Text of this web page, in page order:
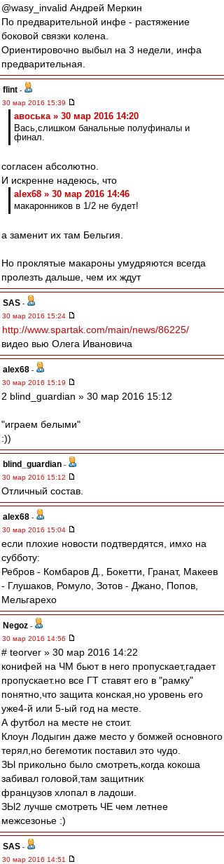
‏@wasy_invalid Андрей Меркин
По предварительной инфе - растяжение
боковой связки колена.
Ориентировочно выбыл на 3 недели, инфа
предварительная.
flint -
30 мар 2016 15:39
авоська » 30 мар 2016 14:20
Вась,слишком банальные полуфиналы и
финал.
согласен абсолютно.
И искренне надеюсь, что
alex68 » 30 мар 2016 14:46
макаронников в 1/2 не будет!
а заменит их там Бельгия.
Но проклятые макароны умудряются всегда
пролезть дальше, чем их ждут
SAS -
30 мар 2016 15:24
http://www.spartak.com/main/news/86225/
видео вью Олега Ивановича
alex68 -
30 мар 2016 15:19
2 blind_guardian » 30 мар 2016 15:12
"играем белыми"
:))
blind_guardian -
30 мар 2016 15:12
Отличный состав.
alex68 -
30 мар 2016 15:04
если плохие новости подтвердятся, имхо на
субботу:
Ребров - Комбаров Д., Бокетти, Гранат, Макеев
- Глушаков, Ромуло, Зотов - Джано, Попов,
Мельгарехо
Negoz -
30 мар 2016 14:56
# teorver » 30 мар 2016 14:22
конифей на ЧМ бьют в него пропускает,гадает
пропускает.но все ГТ ставят его в "рамку"
понятно,что защита конская,но уровень его
уже4-й или 5-ый год на месте.
А футбол на месте не стоит.
Клоун Лодыгин даже место у бомжей основного
терял,но бегемотик поставил это чудо.
ЗЫ прикольно было смотреть,когда кокоша
забивал головой,там защитник
французов хлопал в ладоши.
ЗЫ2 лучше смотреть ЧЕ чем летнее
межсезонье :)
SAS -
30 мар 2016 14:51